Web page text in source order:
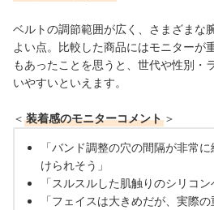
ベルトの調節範囲が広く、さまざまな
よい点。 比較した商品にはモニターが
もあったことを思うと、世代や性別・
いやすいといえます。
＜ 装着感のモニターコメント ＞
「バンド調整の穴の間隔が非常
けられそう」
「スルスルした肌触りのシリコ
「フェイスは大きめだが、実際